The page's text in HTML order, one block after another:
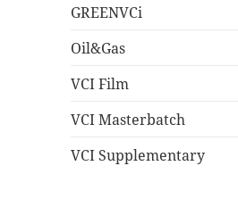
GREENVCi
Oil&Gas
VCI Film
VCI Masterbatch
VCI Supplementary